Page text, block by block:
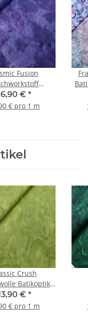
Fusion
lila
€ *
€ pro 1 m
Crush
Batikoptik
grün€ *
€ pro 1 m